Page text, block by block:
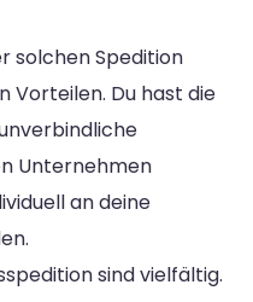
solchen Spedition
Vorteilen. Du hast die
Unternehmen
an deine
sind vielfältig.